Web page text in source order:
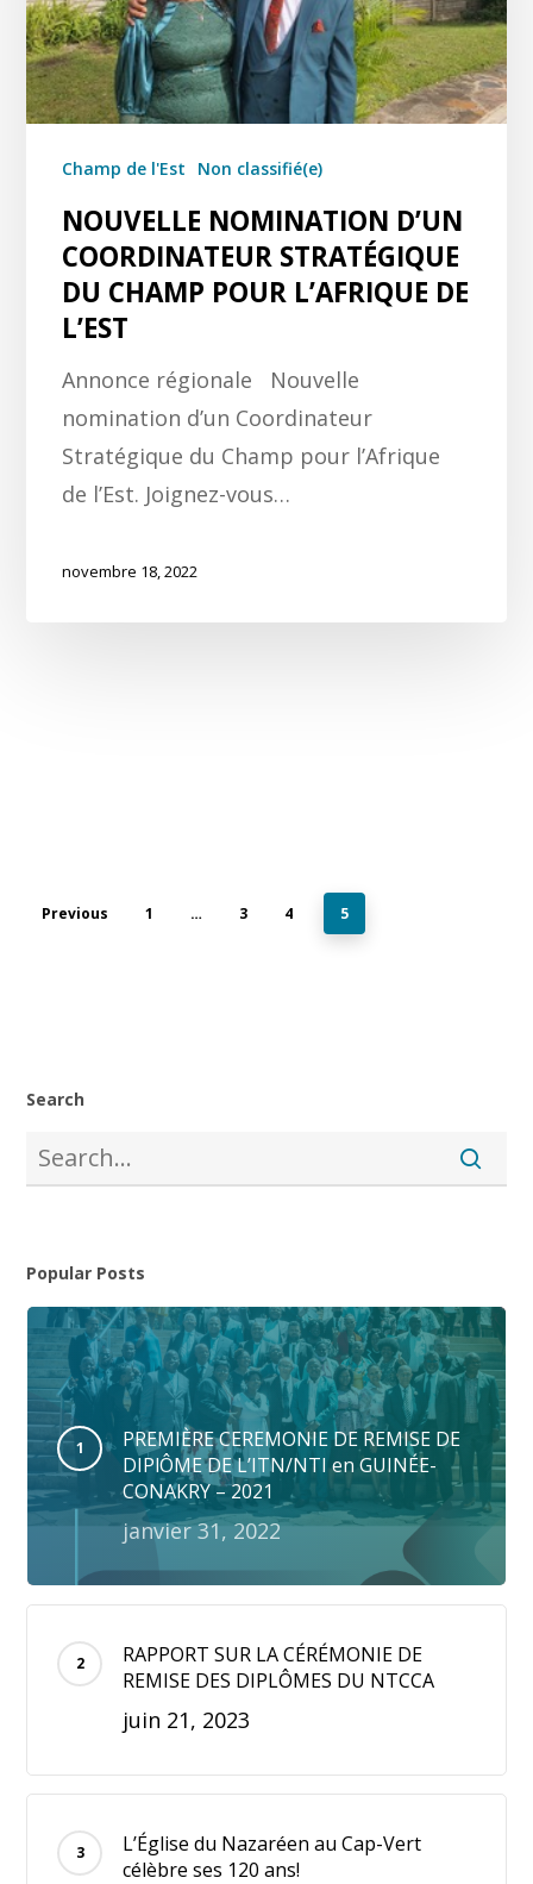
Champ de l'Est Non classifié(e)
NOUVELLE NOMINATION D’UN
COORDINATEUR STRATÉGIQUE
DU CHAMP POUR L’AFRIQUE DE
L’EST
Annonce régionale Nouvelle
nomination d’un Coordinateur
Stratégique du Champ pour l’Afrique
de l’Est. Joignez-vous…
novembre 18, 2022
Previous 1 … 3 4 5
Search
Popular Posts
PREMIÈRE CEREMONIE DE REMISE DE
DIPlÔME DE L’ITN/NTI en GUINÉE-
CONAKRY – 2021
janvier 31, 2022
RAPPORT SUR LA CÉRÉMONIE DE
REMISE DES DIPLÔMES DU NTCCA
juin 21, 2023
L’Église du Nazaréen au Cap-Vert
célèbre ses 120 ans!